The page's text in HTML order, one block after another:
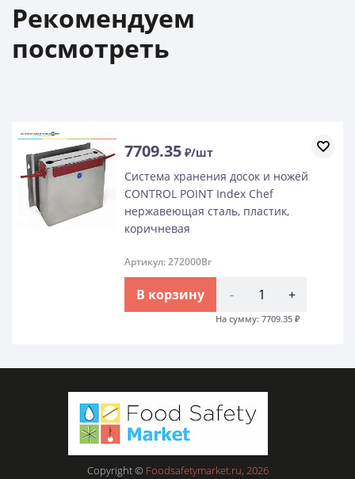
Рекомендуем
посмотреть
7709.35 ₽/шт
Система хранения досок и ножей
CONTROL POINT Index Chef
нержавеющая сталь, пластик,
коричневая
Артикул: 272000Br
В корзину - +
На сумму: 7709.35 ₽
Copyright © Foodsafetymarket.ru, 2026